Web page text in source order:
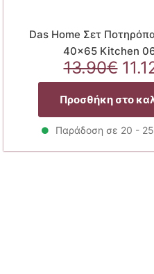
Das Home Σετ
40×65 Kitchen
13.90€
Προσθήκη στο
Παράδοση σε 20 -